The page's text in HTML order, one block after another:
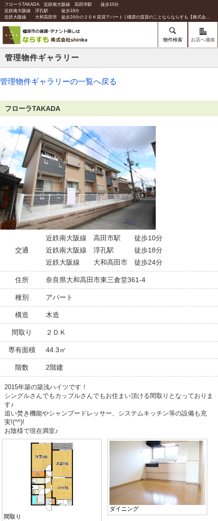
フローラTAKADA 近鉄南大阪線 高田市駅 徒歩10分
近鉄南大阪線 浮孔駅 徒歩18分
近鉄大阪線 大和高田市 徒歩24分の２ＤＫ賃貸アパート | 橿原の賃貸のことならならすも【株式会社shinka】
物件検索 お店へ連絡
管理物件ギャラリー
管理物件ギャラリーの一覧へ戻る
フローラTAKADA
交通
近鉄南大阪線 高田市駅 徒歩10分
近鉄南大阪線 浮孔駅 徒歩18分
近鉄大阪線 大和高田市 徒歩24分
住所 奈良県大和高田市東三倉堂361-4
種別 アパート
構造 木造
間取り ２ＤＫ
専有面積 44.3㎡
階数 2階建
2015年築の築浅ハイツです！
シングルさんでもカップルさんでもお住まい頂ける間取りとなっておりま
す♪
追い焚き機能やシャンプードレッサー、システムキッチン等の設備も充
実!(^^)!
お陰様で現在満室♪
間取り
ダイニング